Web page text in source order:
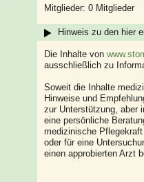
Mitglieder: 0 Mitglieder
Hinweis zu den hier
Die Inhalte von
ausschließlich zu
Soweit die Inhalte
Hinweise und
zur Unterstützung, aber
eine persönliche
medizinische
oder für eine
einen approbierten Arzt